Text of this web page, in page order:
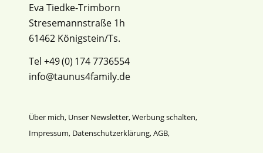
Eva Tiedke-Trimborn
Stresemannstraße 1h
61462 Königstein/Ts.
Tel +49 (0) 174 7736554
info@taunus4family.de
Über mich, Unser Newsletter,Werbung schalten,
Impressum, Datenschutz­erklärung,AGB,